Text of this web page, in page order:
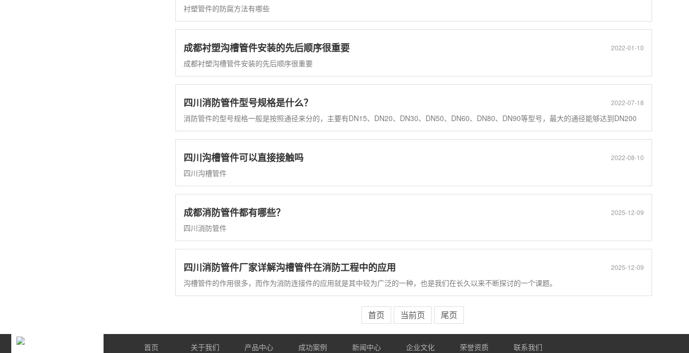
衬塑管件的防腐方法有哪些
2022-01-10
成都衬塑沟槽管件安装的先后顺序很重要
成都衬塑沟槽管件安装的先后顺序很重要
2022-07-18
四川消防管件型号规格是什么？
消防管件的型号规格一般是按照通径来分的，主要有DN15、DN20、DN30、DN50、DN60、DN80、DN90等型号，最大的通径能够达到DN200
2022-08-10
四川沟槽管件可以直接接触吗
四川沟槽管件
2025-12-09
成都消防管件都有哪些？
四川消防管件
2025-12-09
四川消防管件厂家详解沟槽管件在消防工程中的应用
沟槽管件的作用很多，而作为消防连接件的应用就是其中较为广泛的一种，也是我们在长久以来不断探讨的一个课题。
首页 当前页 尾页
首页 关于我们 产品中心 成功案例 新闻中心 企业文化 荣誉资质 联系我们